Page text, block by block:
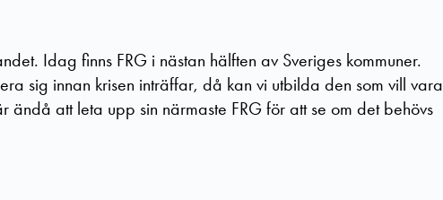
Idag finns FRG i nästan hälften av Sveriges kommuner.
sig innan krisen inträffar, då kan vi utbilda den som vill vara
ändå att leta upp sin närmaste FRG för att se om det behövs